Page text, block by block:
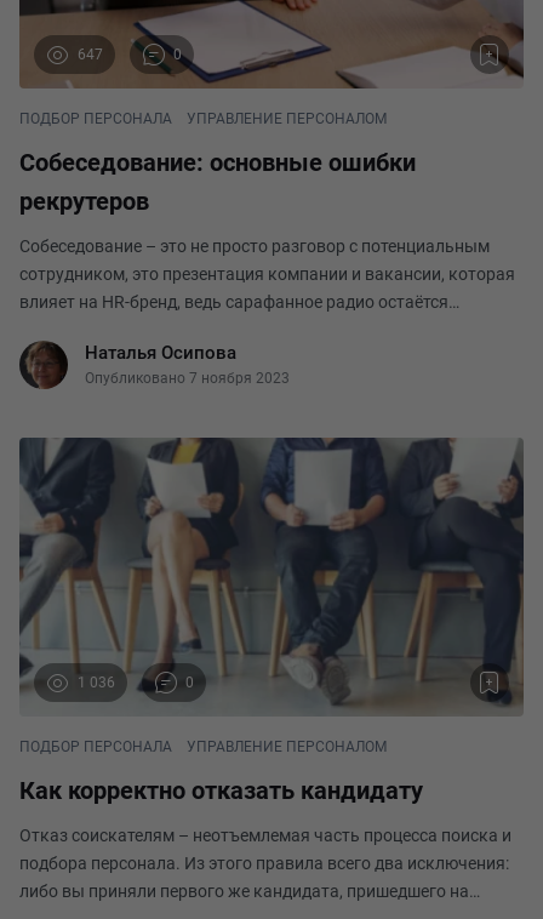
647 0
ПОДБОР ПЕРСОНАЛА УПРАВЛЕНИЕ ПЕРСОНАЛОМ
Собеседование: основные ошибки
рекрутеров
Собеседование – это не просто разговор с потенциальным
сотрудником, это презентация компании и вакансии, которая
влияет на HR-бренд, ведь сарафанное радио остаётся
верит. И чтобы человек, выйдя из кабинета рекр
Наталья Осипова
Опубликовано 7 ноября 2023
1 036 0
ПОДБОР ПЕРСОНАЛА УПРАВЛЕНИЕ ПЕРСОНАЛОМ
Как корректно отказать кандидату
Отказ соискателям – неотъемлемая часть процесса поиска и
подбора персонала. Из этого правила всего два исключения:
либо вы приняли первого же кандидата, пришедшего на